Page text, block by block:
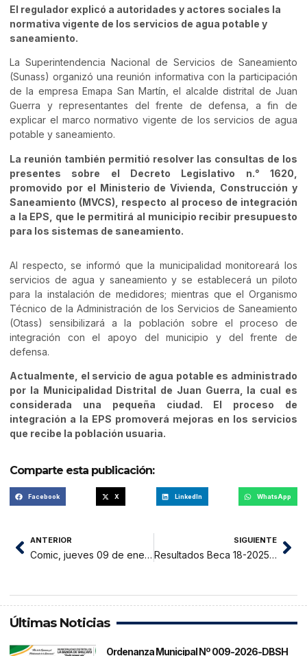
El regulador explicó a autoridades y actores sociales la
normativa vigente de los servicios de agua potable y
saneamiento.
La Superintendencia Nacional de Servicios de Saneamiento
(Sunass) organizó una reunión informativa con la participación
de la empresa Emapa San Martín, el alcalde distrital de Juan
Guerra y representantes del frente de defensa, a fin de
explicar el marco normativo vigente de los servicios de agua
potable y saneamiento.
La reunión también permitió resolver las consultas de los
presentes sobre el Decreto Legislativo n.° 1620,
promovido por el Ministerio de Vivienda, Construcción y
Saneamiento (MVCS), respecto al proceso de integración
a la EPS, que le permitirá al municipio recibir presupuesto
para los sistemas de saneamiento.
Al respecto, se informó que la municipalidad monitoreará los
servicios de agua y saneamiento y se establecerá un piloto
para la instalación de medidores; mientras que el Organismo
Técnico de la Administración de los Servicios de Saneamiento
(Otass) sensibilizará a la población sobre el proceso de
integración con el apoyo del municipio y del frente de
defensa.
Actualmente, el servicio de agua potable es administrado
por la Municipalidad Distrital de Juan Guerra, la cual es
considerada una pequeña ciudad. El proceso de
integración a la EPS promoverá mejoras en los servicios
que recibe la población usuaria.
Comparte esta publicación:
Facebook X LinkedIn WhatsApp
ANTERIOR
Comic, jueves 09 de enero 2025
SIGUIENTE
Resultados Beca 18-2025: Son 28,943 preseleccionados
Últimas Noticias
Ordenanza Municipal Nº 009-2026-DBSH